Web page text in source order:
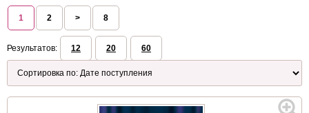
1 2 > 8
Результатов: 12 20 60